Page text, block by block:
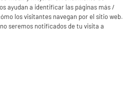
cookies
ayudan a identificar las páginas más /
los visitantes navegan por el sitio web.
seremos notificados de tu visita a